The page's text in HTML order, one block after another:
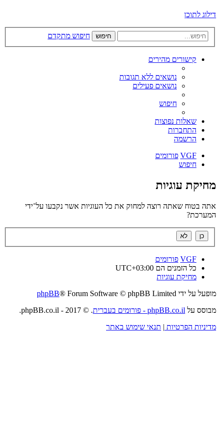
דילוג לתוכן
חיפוש חיפוש מתקדם
קישורים מהירים
נושאים ללא תגובות
נושאים פעילים
חיפוש
שאלות נפוצות
התחברות
הרשמה
VGF פורומים
חיפוש
מחיקת עוגיות
אתה בטוח שאתה רוצה למחוק את כל העוגיות אשר נקבעו על־ידי
המערכת?
VGF פורומים
כל הזמנים הם UTC+03:00
מחיקת עוגיות
מופעל על ידי
phpBB® Forum Software © phpBB Limited
מבוסס על phpBB.co.il - פורומים בעברית
. © 2017 - phpBB.co.il.
מדיניות הפרטיות | תנאי שימוש באתר